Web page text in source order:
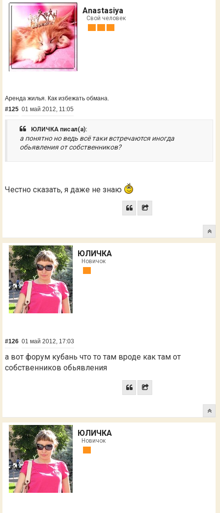
Anastasiya
Свой человек
Аренда жилья. Как избежать обмана.
#125 01 май 2012, 11:05
ЮЛИЧКА писал(а):
а понятно но ведь всё таки встречаются иногда
обьявления от собственников?
Честно сказать, я даже не знаю
ЮЛИЧКА
Новичок
#126 01 май 2012, 17:03
а вот форум кубань что то там вроде как там от
собственников обьявления
ЮЛИЧКА
Новичок